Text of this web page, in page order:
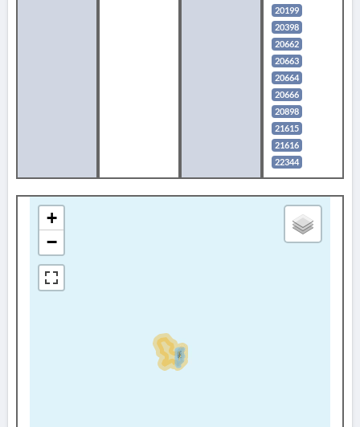
20199
20398
20662
20663
20664
20666
20898
21615
21616
22344
+
−